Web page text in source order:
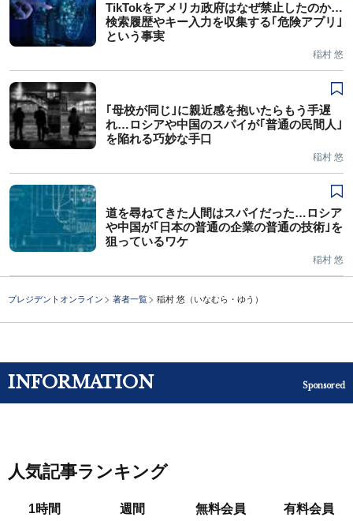
TikTokをアメリカ政府はなぜ禁止したのか…
検索履歴やキー入力を収集する｢危険アプリ｣
という事実
稲村 悠
｢母校が同じ｣に親近感を抱いたらもう手遅
れ…ロシアや中国のスパイが｢普通の民間人｣
を陥れる巧妙な手口
稲村 悠
道を尋ねてきた人間はスパイだった…ロシア
や中国が｢日本の普通の企業の普通の技術｣を
狙っているワケ
稲村 悠
プレジデントオンライン 著者一覧 稲村 悠（いなむら・ゆう）
INFORMATION Sponsored
人気記事ランキング
1時間 週間 無料会員 有料会員